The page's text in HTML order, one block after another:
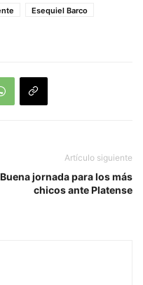
Esequiel Barco
Artículo siguiente
Buena jornada para los más
chicos ante Platense